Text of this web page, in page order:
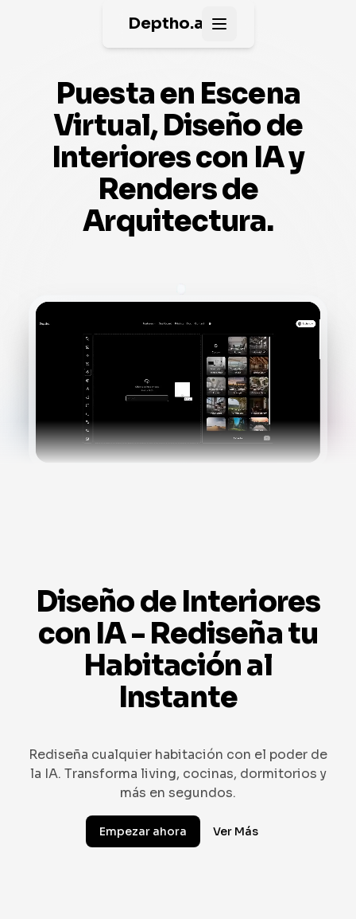
Deptho.ai Open main menu
Puesta en Escena
Virtual, Diseño de
Interiores con IA y
Renders de
Arquitectura.
Diseño de Interiores
con IA - Rediseña tu
Habitación al
Instante
Rediseña cualquier habitación con el poder de
la IA. Transforma living, cocinas, dormitorios y
más en segundos.
Empezar ahora Ver Más